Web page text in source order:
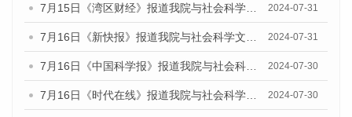
7月15日《湾区财经》报道我院与社会科学文献出版社联合发布《广州蓝皮书：广州社会发展报告(2024)》的媒体文章 2024-07-31
7月16日《新快报》报道我院与社会科学文献出版社联合发布《广州蓝皮书：广州社会发展报告(2024)》的媒体文章 2024-07-31
7月16日《中国科学报》报道我院与社会科学文献出版社联合发布《广州蓝皮书：广州社会发展报告(2024)》的媒体文章 2024-07-30
7月16日《时代在线》报道我院与社会科学文献出版社联合发布《广州蓝皮书：广州社会发展报告(2024)》的媒体文章 2024-07-30